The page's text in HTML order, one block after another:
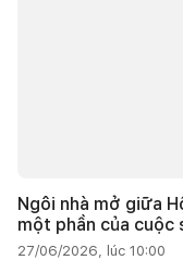
Ngôi nhà mở giữa
một phần của cuộc
27/06/2026, lúc 10:00